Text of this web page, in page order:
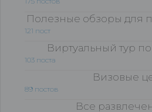
Полезные обзоры для
121 пост
Виртуальный тур
103 поста
Визовые
89 постов
Все